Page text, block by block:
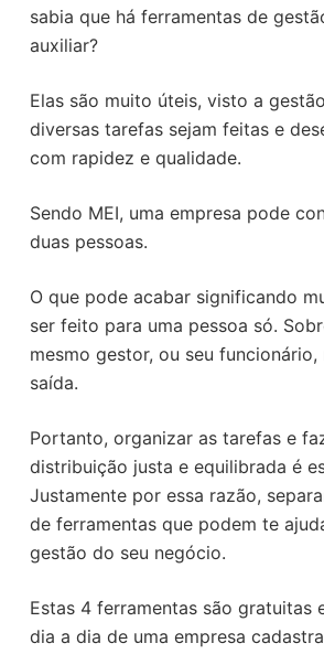
ú
d
sabia que há ferramentas de
auxiliar?
Elas são muito úteis, visto a
diversas tarefas sejam feitas e
com rapidez e qualidade.
Sendo MEI, uma empresa pode
duas pessoas.
O que pode acabar significando
ser feito para uma pessoa só.
mesmo gestor, ou seu funcionário,
saída.
Portanto, organizar as tarefas e
distribuição justa e equilibrada é
Justamente por essa razão,
de ferramentas que podem te
gestão do seu negócio.
Estas 4 ferramentas são gratuitas
dia a dia de uma empresa